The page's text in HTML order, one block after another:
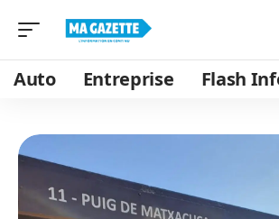
Auto Entreprise Flash